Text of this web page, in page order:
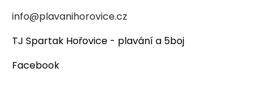
info@plavanihorovice.cz
TJ Spartak Hořovice - plavání a 5boj
Facebook